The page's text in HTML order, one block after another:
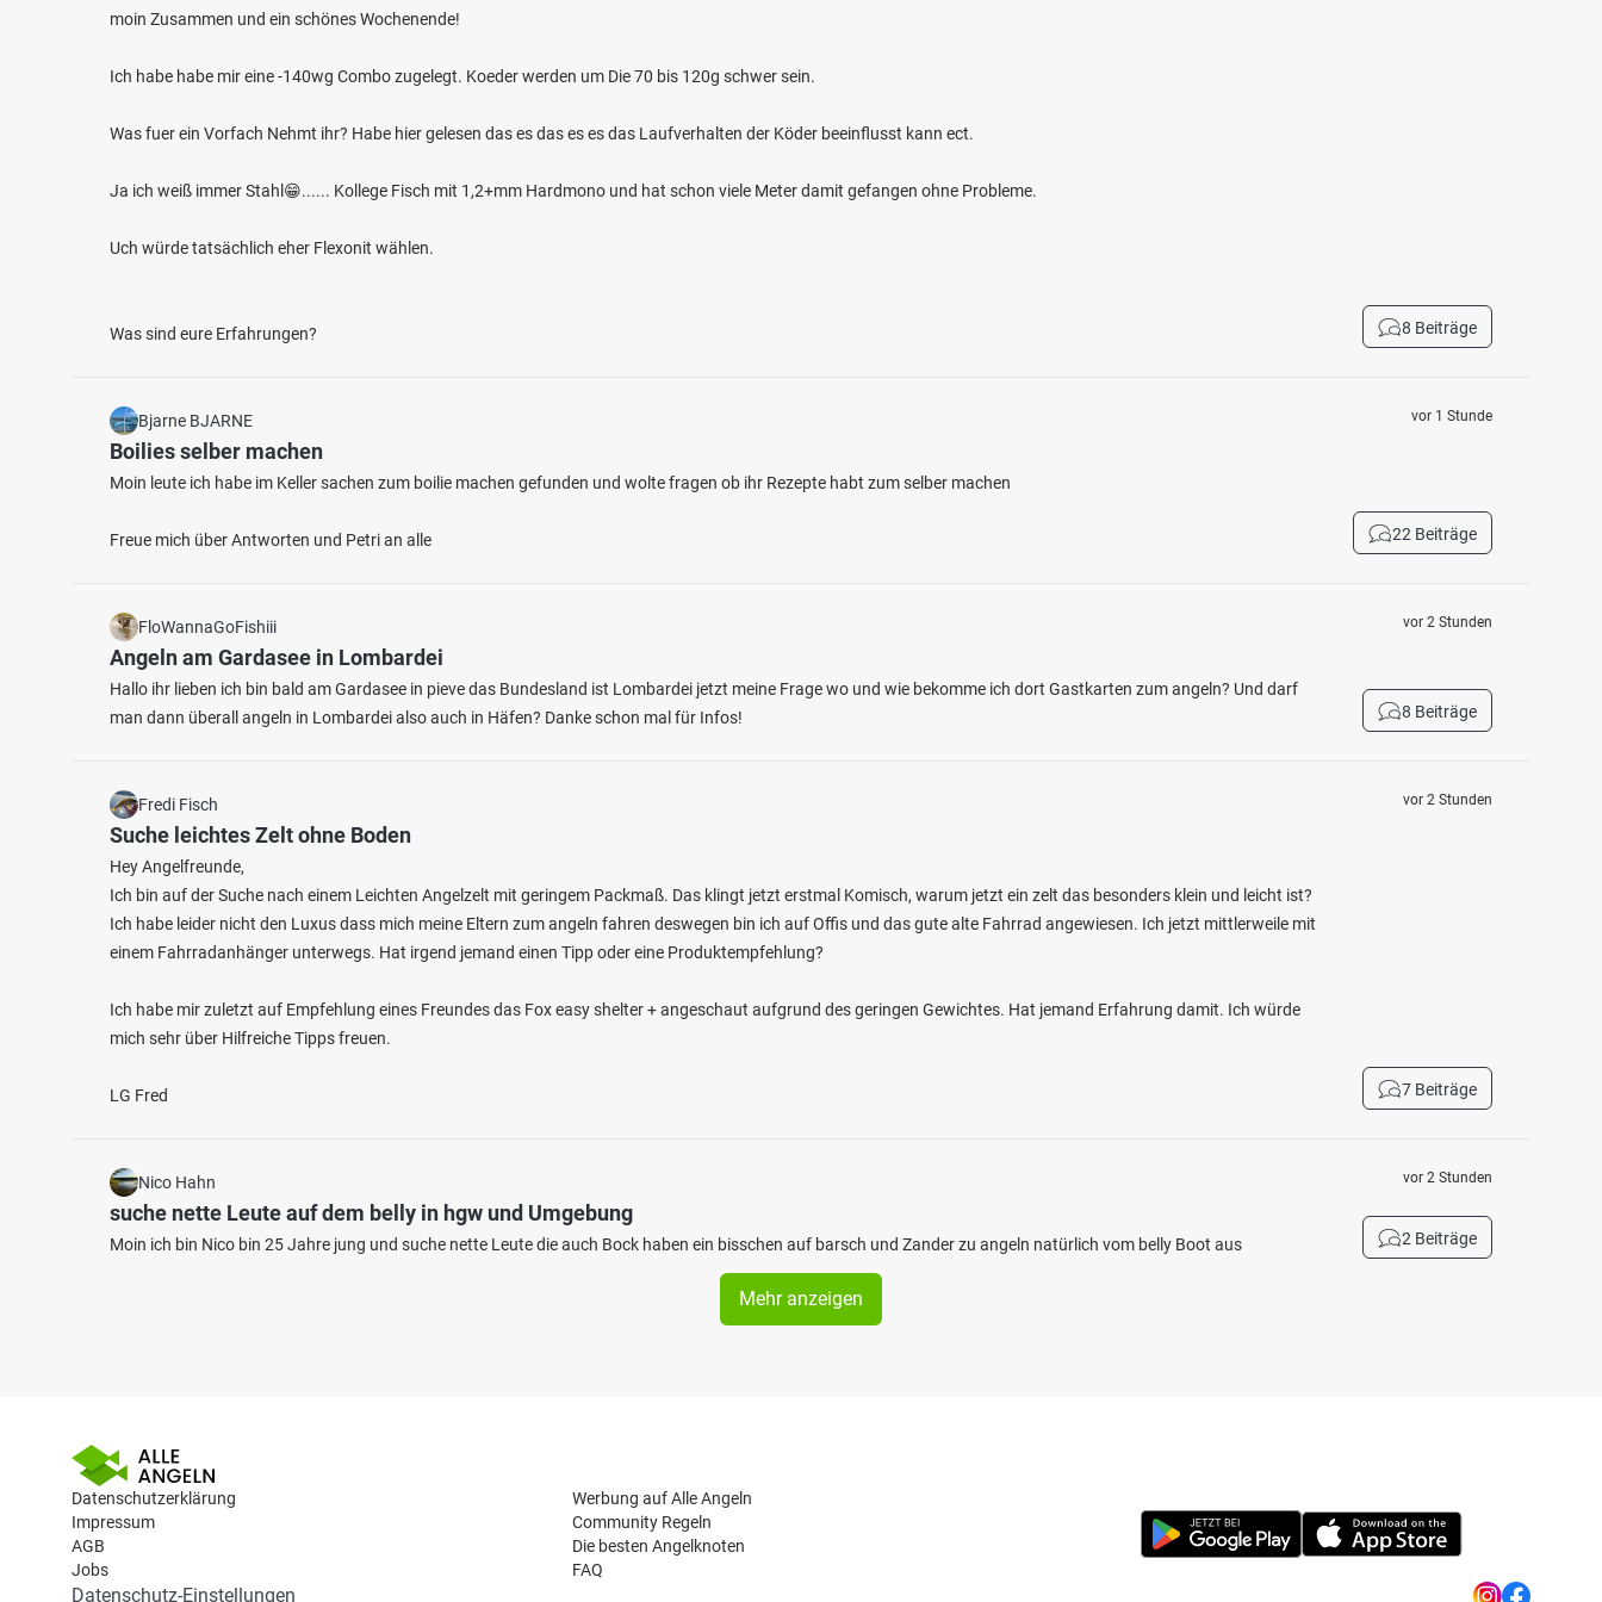
843 77 4.5
Stausee bei 52372 Kreuzau
154 52 4.8
moin Zusammen und ein schönes Wochenende!
Ich habe habe mir eine -140wg Combo zugelegt. Koeder werden um Die 70 bis 120g schwer sein.
Was fuer ein Vorfach Nehmt ihr? Habe hier gelesen das es das es es das Laufverhalten der Köder beeinflusst kann ect.
Ja ich weiß immer Stahl😁...... Kollege Fisch mit 1,2+mm Hardmono und hat schon viele Meter damit gefangen ohne Probleme.
Uch würde tatsächlich eher Flexonit wählen.
Was sind eure Erfahrungen? 8 Beiträge
Bjarne BJARNE
Boilies selber machen
Moin leute ich habe im Keller sachen zum boilie machen gefunden und wolte fragen ob ihr Rezepte habt zum selber machen
Freue mich über Antworten und Petri an alle
vor 1 Stunde
22 Beiträge
FloWannaGoFishiii
Angeln am Gardasee in Lombardei
Hallo ihr lieben ich bin bald am Gardasee in pieve das Bundesland ist Lombardei jetzt meine Frage wo und wie bekomme ich dort Gastkarten zum angeln? Und darf
man dann überall angeln in Lombardei also auch in Häfen? Danke schon mal für Infos!
vor 2 Stunden
8 Beiträge
Fredi Fisch
Suche leichtes Zelt ohne Boden
Hey Angelfreunde,
Ich bin auf der Suche nach einem Leichten Angelzelt mit geringem Packmaß. Das klingt jetzt erstmal Komisch, warum jetzt ein zelt das besonders klein und leicht ist?
Ich habe leider nicht den Luxus dass mich meine Eltern zum angeln fahren deswegen bin ich auf Offis und das gute alte Fahrrad angewiesen. Ich jetzt mittlerweile mit
einem Fahrradanhänger unterwegs. Hat irgend jemand einen Tipp oder eine Produktempfehlung?
Ich habe mir zuletzt auf Empfehlung eines Freundes das Fox easy shelter + angeschaut aufgrund des geringen Gewichtes. Hat jemand Erfahrung damit. Ich würde
mich sehr über Hilfreiche Tipps freuen.
LG Fred
vor 2 Stunden
7 Beiträge
Nico Hahn
suche nette Leute auf dem belly in hgw und Umgebung
Moin ich bin Nico bin 25 Jahre jung und suche nette Leute die auch Bock haben ein bisschen auf barsch und Zander zu angeln natürlich vom belly Boot aus
vor 2 Stunden
2 Beiträge
Mehr anzeigen
Datenschutzerklärung
Impressum
AGB
Jobs
Werbung auf Alle Angeln
Community Regeln
Die besten Angelknoten
FAQ
Datenschutz-Einstellungen